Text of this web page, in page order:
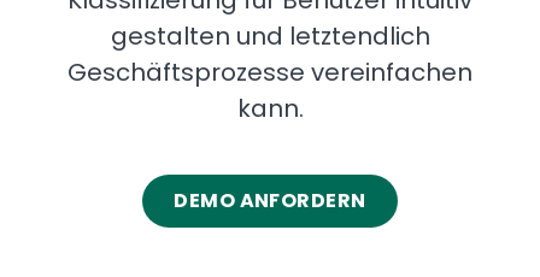
gestalten und letztendlich
Geschäftsprozesse vereinfachen
kann.
DEMO ANFORDERN